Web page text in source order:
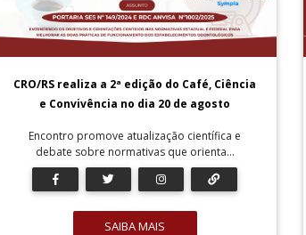
CRO/RS realiza a 2ª edição do Café, Ciência
e Convivência no dia 20 de agosto
Encontro promove atualização científica e
debate sobre normativas que orienta...
SAIBA MAIS